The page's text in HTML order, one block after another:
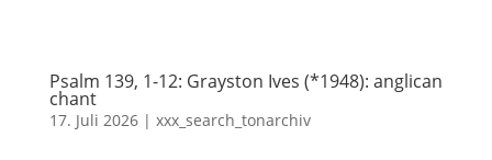
Psalm 139, 1-12: Grayston Ives (*1948): anglican
chant
17. Juli 2026| xxx_search_tonarchiv